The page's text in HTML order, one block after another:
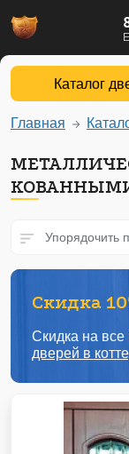
Каталог
Главная
Упорядочить
Скидка
Скидка на
дверей в